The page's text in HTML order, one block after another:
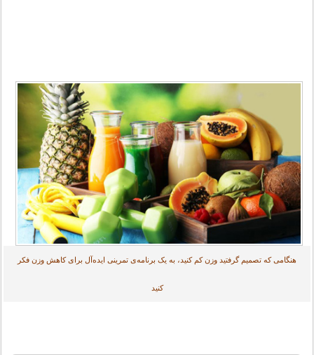
هنگامی که تصمیم گرفتید وزن کم کنید، به یک برنامه‌ی تمرینی ایده‌آل برای کاهش وزن فکر
کنید